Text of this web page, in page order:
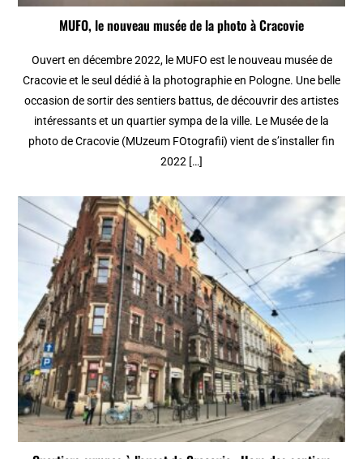
MUFO, le nouveau musée de la photo à Cracovie
Ouvert en décembre 2022, le MUFO est le nouveau musée de
Cracovie et le seul dédié à la photographie en Pologne. Une belle
occasion de sortir des sentiers battus, de découvrir des artistes
intéressants et un quartier sympa de la ville. Le Musée de la
photo de Cracovie (MUzeum FOtografii) vient de s’installer fin
2022 […]